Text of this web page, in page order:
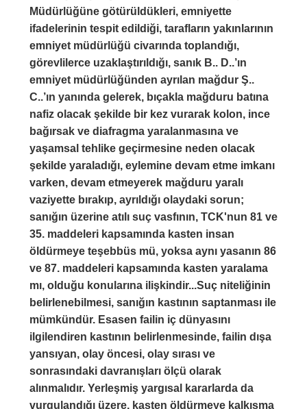
Müdürlüğüne götürüldükleri, emniyette
ifadelerinin tespit edildiği, tarafların yakınlarının
emniyet müdürlüğü civarında toplandığı,
görevlilerce uzaklaştırıldığı, sanık B.. D..’ın
emniyet müdürlüğünden ayrılan mağdur Ş..
C..’ın yanında gelerek, bıçakla mağduru batına
nafiz olacak şekilde bir kez vurarak kolon, ince
bağırsak ve diafragma yaralanmasına ve
yaşamsal tehlike geçirmesine neden olacak
şekilde yaraladığı, eylemine devam etme imkanı
varken, devam etmeyerek mağduru yaralı
vaziyette bırakıp, ayrıldığı olaydaki sorun;
sanığın üzerine atılı suç vasfının, TCK'nun 81 ve
35. maddeleri kapsamında kasten insan
öldürmeye teşebbüs mü, yoksa aynı yasanın 86
ve 87. maddeleri kapsamında kasten yaralama
mı, olduğu konularına ilişkindir...Suç niteliğinin
belirlenebilmesi, sanığın kastının saptanması ile
mümkündür. Esasen failin iç dünyasını
ilgilendiren kastının belirlenmesinde, failin dışa
yansıyan, olay öncesi, olay sırası ve
sonrasındaki davranışları ölçü olarak
alınmalıdır. Yerleşmiş yargısal kararlarda da
vurgulandığı üzere, kasten öldürmeye kalkışma